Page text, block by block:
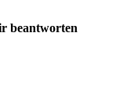
beantworten